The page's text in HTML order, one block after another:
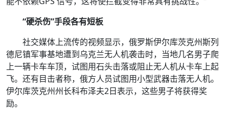
“硬杀伤”手段各有短板
社交媒体上流传的视频显示，俄罗斯伊尔库茨克州斯列
德尼镇军事基地遭到乌克兰无人机袭击时，当地几名男子爬
上一辆卡车车顶，试图用石头击落或阻止无人机从卡车上起
飞。还有目击者称，俄方人员试图用小型武器击落无人机。
伊尔库茨克州州长科布泽夫2日表示，这些男子将获得奖
励。